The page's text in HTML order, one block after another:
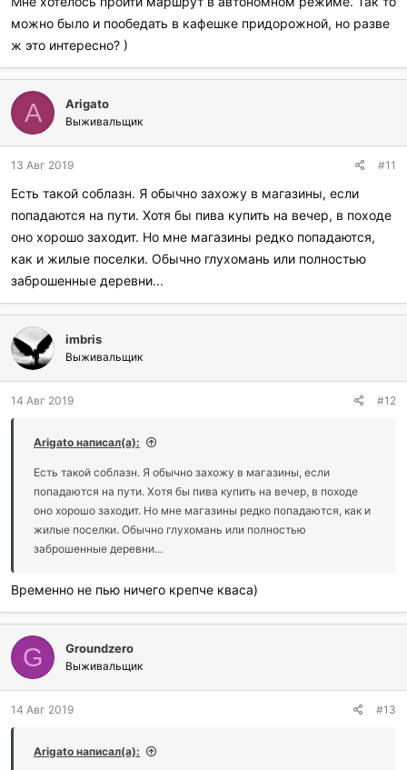
можно было и пообедать в кафешке придорожной, но разве
ж это интересно? )
A Arigato
Выживальщик
13 Авг 2019 #11
Есть такой соблазн. Я обычно захожу в магазины, если
попадаются на пути. Хотя бы пива купить на вечер, в походе
оно хорошо заходит. Но мне магазины редко попадаются,
как и жилые поселки. Обычно глухомань или полностью
заброшенные деревни...
imbris
Выживальщик
14 Авг 2019 #12
Arigato написал(а):
Есть такой соблазн. Я обычно захожу в магазины, если
попадаются на пути. Хотя бы пива купить на вечер, в походе
оно хорошо заходит. Но мне магазины редко попадаются, как и
жилые поселки. Обычно глухомань или полностью
заброшенные деревни...
Временно не пью ничего крепче кваса)
G Groundzero
Выживальщик
14 Авг 2019 #13
Arigato написал(а):